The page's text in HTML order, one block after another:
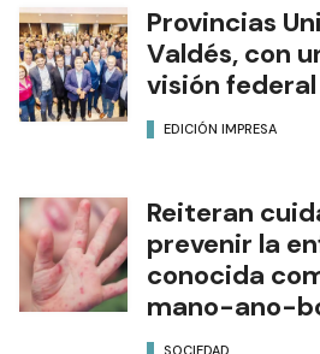
Provincias
Valdés, con
visión federal
EDICIÓN IMPRESA
Reiteran
prevenir la
conocida
mano-ano-
SOCIEDAD